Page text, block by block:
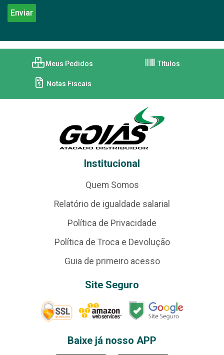
Meus Pedidos Títulos
Notas Fiscais
Institucional
Quem Somos
Relatório de igualdade salarial
Política de Privacidade
Política de Troca e Devolução
Guia de primeiro acesso
Site Seguro
Baixe já nosso APP